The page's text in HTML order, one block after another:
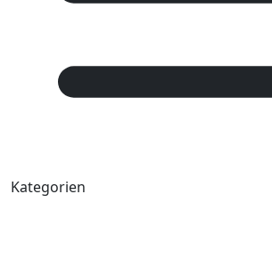
Kategorien